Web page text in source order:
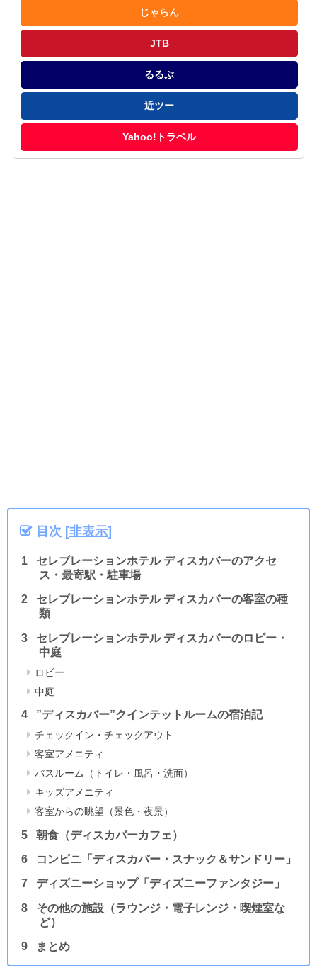
じゃらん
JTB
るるぶ
近ツー
Yahoo!トラベル
目次 [非表示]
セレブレーションホテル ディスカバーのアクセ
ス・最寄駅・駐車場
セレブレーションホテル ディスカバーの客室の種
類
セレブレーションホテル ディスカバーのロビー・
中庭
ロビー
中庭
”ディスカバー”クインテットルームの宿泊記
チェックイン・チェックアウト
客室アメニティ
バスルーム（トイレ・風呂・洗面）
キッズアメニティ
客室からの眺望（景色・夜景）
朝食（ディスカバーカフェ）
コンビニ「ディスカバー・スナック＆サンドリー」
ディズニーショップ「ディズニーファンタジー」
その他の施設（ラウンジ・電子レンジ・喫煙室な
ど）
まとめ